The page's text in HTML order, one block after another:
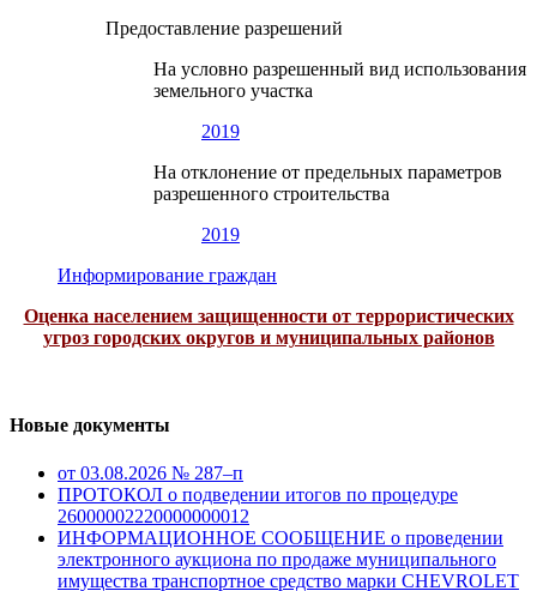
Предоставление разрешений
На условно разрешенный вид использования
земельного участка
2019
На отклонение от предельных параметров
разрешенного строительства
2019
Информирование граждан
Оценка населением защищенности от террористических
угроз городских округов и муниципальных районов
Новые документы
от 03.08.2026 № 287–п
ПРОТОКОЛ о подведении итогов по процедуре
26000002220000000012
ИНФОРМАЦИОННОЕ СООБЩЕНИЕ о проведении
электронного аукциона по продаже муниципального
имущества транспортное средство марки CHEVROLET